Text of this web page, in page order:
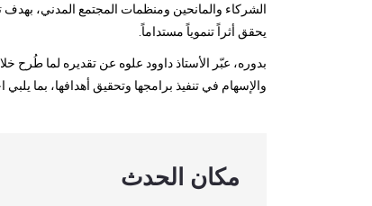
الشركاء والمانحين ومنظمات المجتمع المدني، بهدف
يحقق أثراً تنموياً مستداماً.
بدوره، عبّر الأستاذ داوود علوه عن تقديره لما طُرح
والإسهام في تنفيذ برامجها وتحقيق أهدافها، بما
مكان الحدث